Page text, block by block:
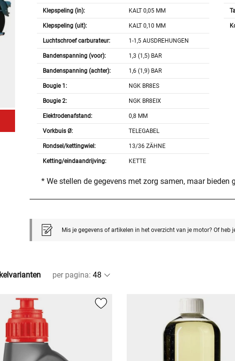
Klepspeling (in): KALT 0,05 MM
Klepspeling (uit): KALT 0,10 MM
Luchtschroef carburateur: 1-1,5 AUSDREHUNGEN
Bandenspanning (voor): 1,3 (1,5) BAR
Bandenspanning (achter): 1,6 (1,9) BAR
Bougie 1: NGK BR8ES
Bougie 2: NGK BR8EIX
Elektrodenafstand: 0,8 MM
Vorkbuis Ø: TELEGABEL
Rondsel/kettingwiel: 13/36 ZÄHNE
Ketting/eindaandrijving: KETTE
* We stellen de gegevens met zorg samen, maar bieden
Mis je gegevens of artikelen in het overzicht van je motor? Of heb
per pagina: